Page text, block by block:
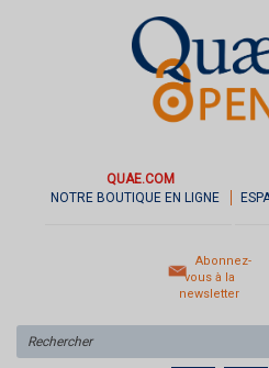
QUAE.COM
NOTRE BOUTIQUE EN LIGNE
Abonnez-
vous à la
newsletter
sur